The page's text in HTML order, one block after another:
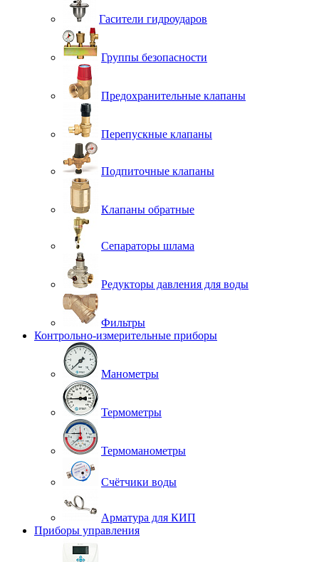
Гасители гидроударов
Группы безопасности
Предохранительные клапаны
Перепускные клапаны
Подпиточные клапаны
Клапаны обратные
Сепараторы шлама
Редукторы давления для воды
Фильтры
Контрольно-измерительные приборы
Манометры
Термометры
Термоманометры
Счётчики воды
Арматура для КИП
Приборы управления